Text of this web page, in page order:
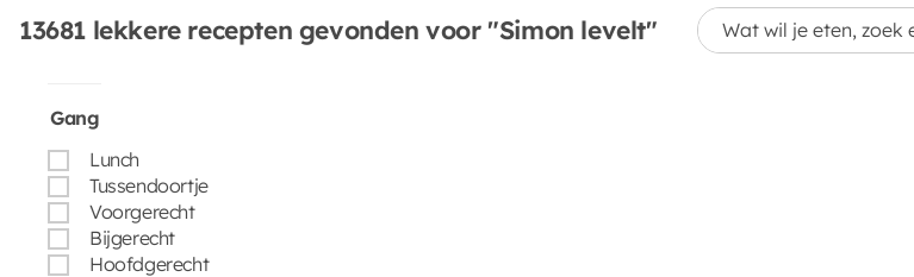
13681 lekkere recepten gevonden voor "Simon levelt" Wat wil je eten, zoek
Gang
Lunch
Tussendoortje
Voorgerecht
Bijgerecht
Hoofdgerecht